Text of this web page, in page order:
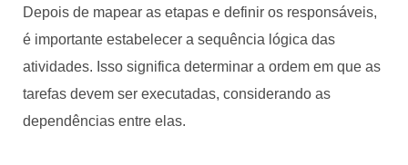
Depois de mapear as etapas e definir os responsáveis,
é importante estabelecer a sequência lógica das
atividades. Isso significa determinar a ordem em que as
tarefas devem ser executadas, considerando as
dependências entre elas.